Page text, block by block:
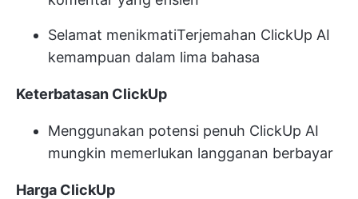
Selamat menikmatiTerjemahan ClickUp AI
kemampuan dalam lima bahasa
Keterbatasan ClickUp
Menggunakan potensi penuh ClickUp AI
mungkin memerlukan langganan berbayar
Harga ClickUp